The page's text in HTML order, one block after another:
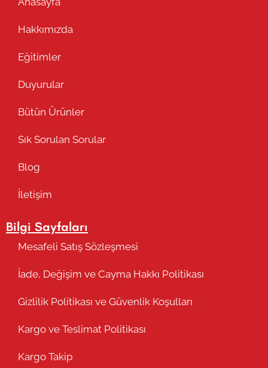
Hakkımızda
Eğitimler
Duyurular
Bütün Ürünler
Sık Sorulan Sorular
Blog
İletişim
Bilgi Sayfaları
Mesafeli Satış Sözleşmesi
İade, Değişim ve Cayma Hakkı Politikası
Gizlilik Politikası ve Güvenlik Koşulları
Kargo ve Teslimat Politikası
Kargo Takip